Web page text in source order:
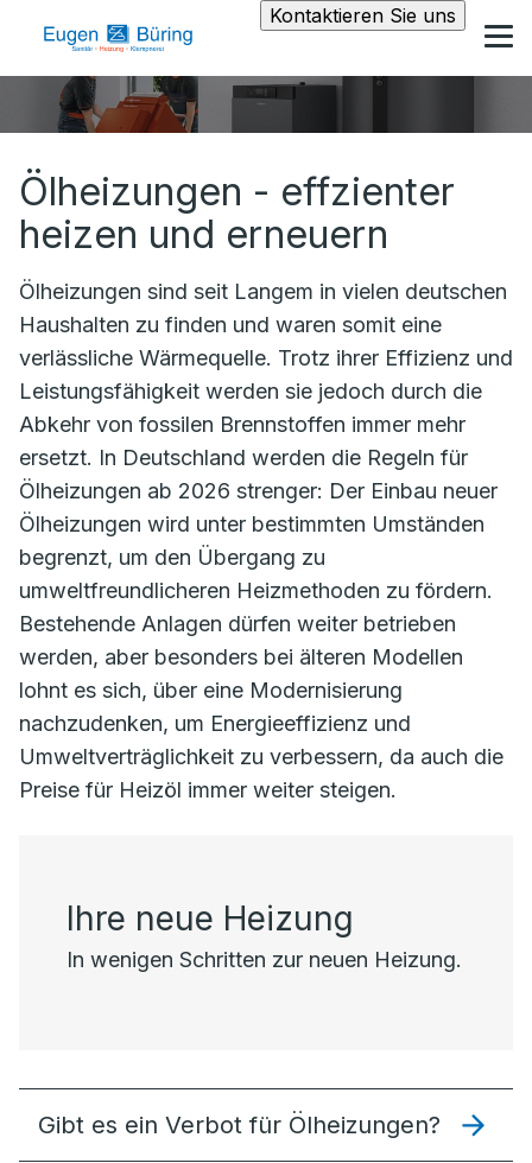
Kontaktieren Sie uns
Ölheizungen - effzienter
heizen und erneuern
Ölheizungen sind seit Langem in vielen deutschen
Haushalten zu finden und waren somit eine
verlässliche Wärmequelle. Trotz ihrer Effizienz und
Leistungsfähigkeit werden sie jedoch durch die
Abkehr von fossilen Brennstoffen immer mehr
ersetzt. In Deutschland werden die Regeln für
Ölheizungen ab 2026 strenger: Der Einbau neuer
Ölheizungen wird unter bestimmten Umständen
begrenzt, um den Übergang zu
umweltfreundlicheren Heizmethoden zu fördern.
Bestehende Anlagen dürfen weiter betrieben
werden, aber besonders bei älteren Modellen
lohnt es sich, über eine Modernisierung
nachzudenken, um Energieeffizienz und
Umweltverträglichkeit zu verbessern, da auch die
Preise für Heizöl immer weiter steigen.
Ihre neue Heizung
In wenigen Schritten zur neuen Heizung.
Gibt es ein Verbot für Ölheizungen?